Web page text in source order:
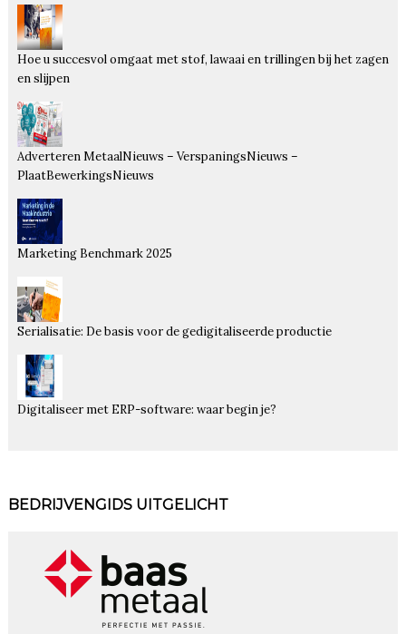
Hoe u succesvol omgaat met stof, lawaai en trillingen bij het zagen
en slijpen
Adverteren MetaalNieuws – VerspaningsNieuws –
PlaatBewerkingsNieuws
Marketing Benchmark 2025
Serialisatie: De basis voor de gedigitaliseerde productie
Digitaliseer met ERP-software: waar begin je?
BEDRIJVENGIDS UITGELICHT